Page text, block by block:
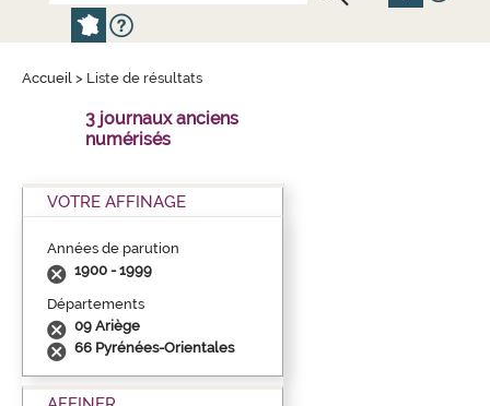
Accueil > Liste de résultats
3 journaux anciens
numérisés
VOTRE AFFINAGE
Années de parution
1900 - 1999
Départements
09 Ariège
66 Pyrénées-Orientales